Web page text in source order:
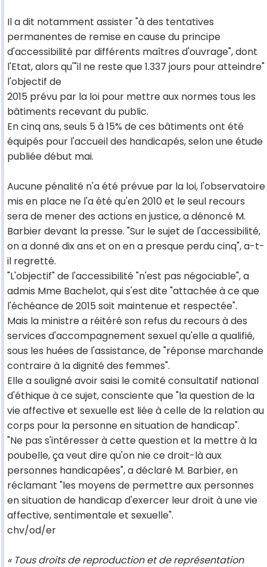
Il a dit notamment assister "à des tentatives
permanentes de remise en cause du principe
d'accessibilité par différents maîtres d'ouvrage", dont
l'Etat, alors qu'"il ne reste que 1.337 jours pour atteindre"
l'objectif de
2015 prévu par la loi pour mettre aux normes tous les
bâtiments recevant du public.
En cinq ans, seuls 5 à 15% de ces bâtiments ont été
équipés pour l'accueil des handicapés, selon une étude
publiée début mai.
Aucune pénalité n'a été prévue par la loi, l'observatoire
mis en place ne l'a été qu'en 2010 et le seul recours
sera de mener des actions en justice, a dénoncé M.
Barbier devant la presse. "Sur le sujet de l'accessibilité,
on a donné dix ans et on en a presque perdu cinq", a-t-
il regretté.
"L'objectif" de l'accessibilité "n'est pas négociable", a
admis Mme Bachelot, qui s'est dite "attachée à ce que
l'échéance de 2015 soit maintenue et respectée".
Mais la ministre a réitéré son refus du recours à des
services d'accompagnement sexuel qu'elle a qualifié,
sous les huées de l'assistance, de "réponse marchande
contraire à la dignité des femmes".
Elle a souligné avoir saisi le comité consultatif national
d'éthique à ce sujet, consciente que "la question de la
vie affective et sexuelle est liée à celle de la relation au
corps pour la personne en situation de handicap".
"Ne pas s'intéresser à cette question et la mettre à la
poubelle, ça veut dire qu'on nie ce droit-là aux
personnes handicapées", a déclaré M. Barbier, en
réclamant "les moyens de permettre aux personnes
en situation de handicap d'exercer leur droit à une vie
affective, sentimentale et sexuelle".
chv/od/er
« Tous droits de reproduction et de représentation